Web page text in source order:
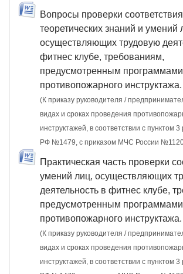
Вопросы проверки соответствия
теоретических знаний и умений
осуществляющих трудовую
фитнес клубе, требованиям,
предусмотренным программами
противопожарного инструктажа.
(К приказу руководителя /
видах и сроках проведения
инструктажей, в соответствии с пунктом
РФ №1479, с приказом МЧС России
Практическая часть проверки
умений лиц, осуществляющих
деятельность в фитнес клубе,
предусмотренным программами
противопожарного инструктажа.
(К приказу руководителя /
видах и сроках проведения
инструктажей, в соответствии с пунктом